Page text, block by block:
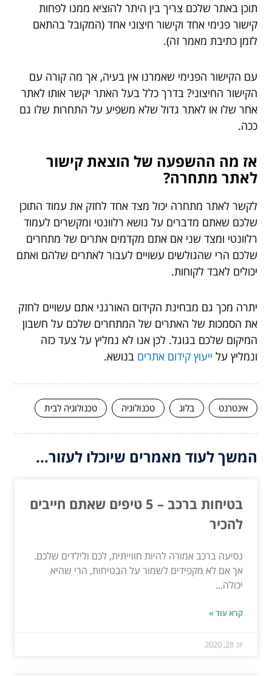
תוכן באתר שלכם צריך בין היתר להוציא ממנו לפחות
קישור פנימי אחד וקישור חיצוני אחד (המקובל בהתאם
לזמן כתיבת מאמר זה).
עם הקישור הפנימי שאמרנו אין בעיה, אך מה קורה עם
הקישור החיצוני? בדרך כלל בעל האתר יקשר אותו לאתר
אחר שלו או לאתר גדול שלא משפיע על התחרות שלו גם
ככה.
אז מה ההשפעה של הוצאת קישור
לאתר מתחרה?
לקשר לאתר מתחרה יכול מצד אחד לחזק את עמוד התוכן
שלכם שאתם מדברים על נושא רלוונטי ומקשרים לעמוד
רלוונטי ומצד שני אם אתם מקדמים אתרים של מתחרים
שלכם הרי שהגולשים עשויים לעבור לאתרים שלהם ואתם
יכולים לאבד לקוחות.
יתרה מכך גם מבחינת הקידום האורגני אתם עשויים לחזק
את הסמכות של האתרים של המתחרים שלכם על חשבון
המיקום שלכם בגוגל. לכן אנו לא נמליץ על צעד כזה
ונמליץ על ייעוץ קידום אתרים בנושא.
אינטרנט בלוג טכנולוגיה טכנולוגיה לבית
המשך לעוד מאמרים שיוכלו לעזור...
בטיחות ברכב – 5 טיפים שאתם חייבים
להכיר
נסיעה ברכב אמורה להיות חווייתית, לכם ולילדים שלכם.
אך אם לא מקפידים לשמור על הבטיחות, הרי שהיא
יכולה...
קרא עוד »
יונ 28, 2020